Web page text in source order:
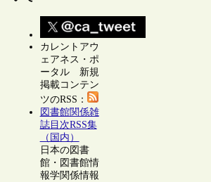
カレントアウ
ェアネス・ポ
ータル 新規
掲載コンテン
ツのRSS：
図書館関係雑
誌目次RSS集
（国内）
日本の図書
館・図書館情
報学関係情報